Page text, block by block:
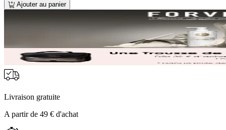
Ajouter au panier
Livraison gratuite
A partir de 49 € d'achat